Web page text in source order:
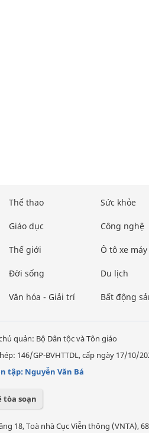
Thể thao
Giáo dục
Thế giới
Đời sống
Văn hóa - Giải trí
Sức khỏe
Công nghệ
Ô tô xe máy
Du lịch
Bất động
quản: Bộ Dân tộc và Tôn giáo
146/GP-BVHTTDL, cấp ngày 17/10/
tập: Nguyễn Văn Bá
tòa soạn
18, Toà nhà Cục Viễn thông (VNTA),